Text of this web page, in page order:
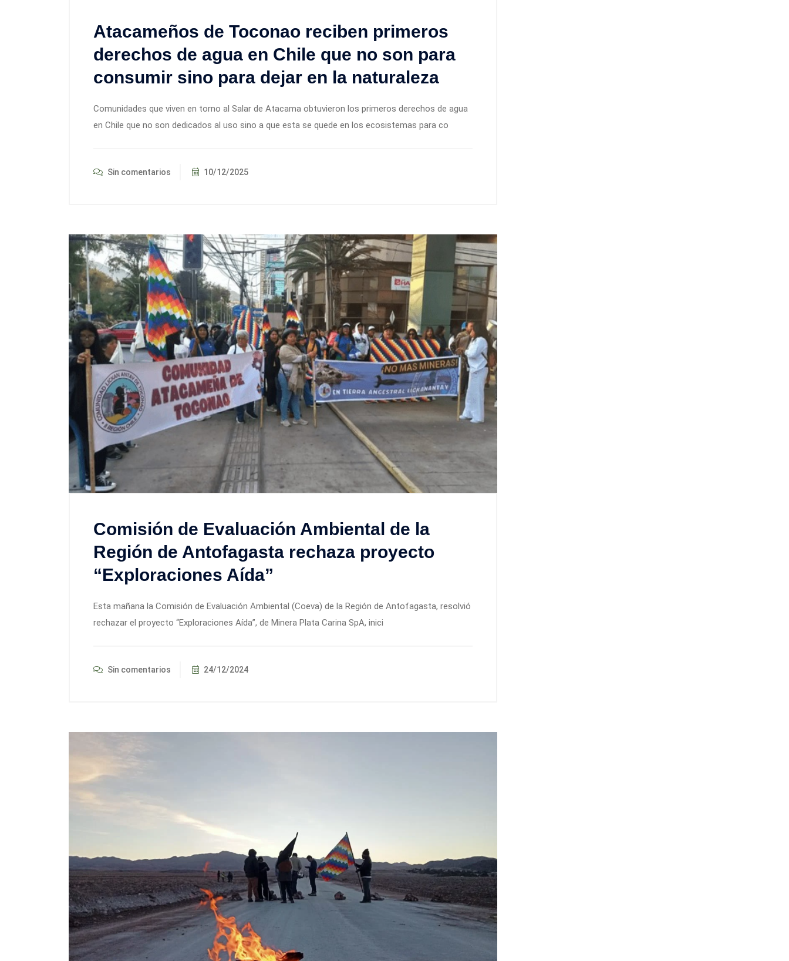
Atacameños de Toconao reciben primeros
derechos de agua en Chile que no son para
consumir sino para dejar en la naturaleza
Comunidades que viven en torno al Salar de Atacama obtuvieron los primeros derechos de agua
en Chile que no son dedicados al uso sino a que esta se quede en los ecosistemas para co
Sin comentarios 10/12/2025
Comisión de Evaluación Ambiental de la
Región de Antofagasta rechaza proyecto
“Exploraciones Aída”
Esta mañana la Comisión de Evaluación Ambiental (Coeva) de la Región de Antofagasta, resolvió
rechazar el proyecto “Exploraciones Aída”, de Minera Plata Carina SpA, inici
Sin comentarios 24/12/2024